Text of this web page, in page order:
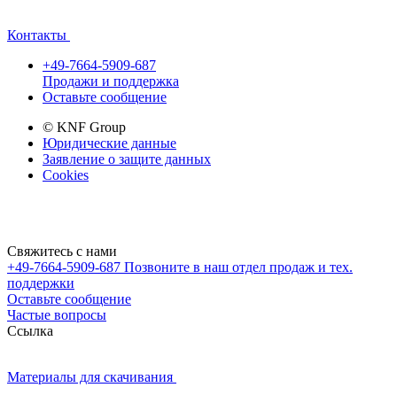
Контакты
+49-7664-5909-687
Продажи и поддержка
Оставьте сообщение
© KNF Group
Юридические данные
Заявление о защите данных
Cookies
Свяжитесь с нами
+49-7664-5909-687 Позвоните в наш отдел продаж и тех.
поддержки
Оставьте сообщение
Частые вопросы
Cсылка
Материалы для скачивания